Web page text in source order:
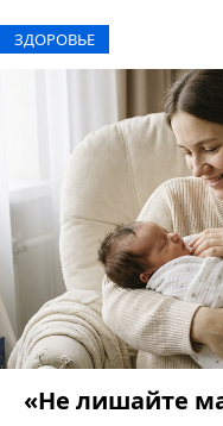
ЗДОРОВЬЕ
«Не лишайте